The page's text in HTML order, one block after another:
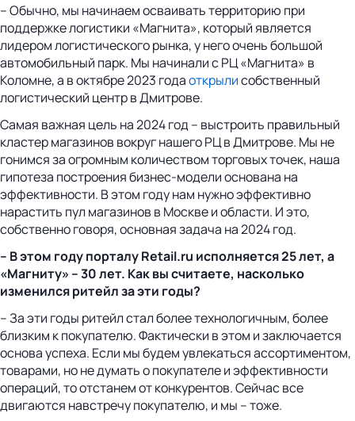
– Обычно, мы начинаем осваивать территорию при
поддержке логистики «Магнита», который является
лидером логистического рынка, у него очень большой
автомобильный парк. Мы начинали с РЦ «Магнита» в
Коломне, а в октябре 2023 годаоткрылисобственный
логистический центр в Дмитрове.
Самая важная цель на 2024 год – выстроить правильный
кластер магазинов вокруг нашего РЦ в Дмитрове. Мы не
гонимся за огромным количеством торговых точек, наша
гипотеза построения бизнес-модели основана на
эффективности. В этом году нам нужно эффективно
нарастить пул магазинов в Москве и области. И это,
собственно говоря, основная задача на 2024 год.
– В этом году порталу Retail.ru исполняется 25 лет, а
«Магниту» – 30 лет. Как вы считаете, насколько
изменился ритейл за эти годы?
– За эти годы ритейл стал более технологичным, более
близким к покупателю. Фактически в этом и заключается
основа успеха. Если мы будем увлекаться ассортиментом,
товарами, но не думать о покупателе и эффективности
операций, то отстанем от конкурентов. Сейчас все
двигаются навстречу покупателю, и мы – тоже.